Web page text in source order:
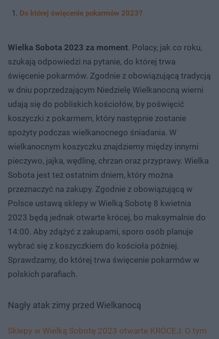
Do której święcenie pokarmów 2023?
Wielka Sobota 2023 za moment. Polacy, jak co roku,
szukają odpowiedzi na pytanie, do której trwa
święcenie pokarmów. Zgodnie z obowiązującą tradycją
w dniu poprzedzającym Niedzielę Wielkanocną wierni
udają się do pobliskich kościołów, by poświęcić
koszyczki z pokarmem, który następnie zostanie
spożyty podczas wielkanocnego śniadania. W
wielkanocnym koszyczku znajdziemy między innymi
pieczywo, jajka, wędlinę, chrzan oraz przyprawy. Wielka
Sobota jest też ostatnim dniem, który można
przeznaczyć na zakupy. Zgodnie z obowiązującą w
Polsce ustawą sklepy w Wielką Sobotę 8 kwietnia
2023 będą jednak otwarte krócej, bo maksymalnie do
14:00. Aby zdążyć z zakupami, sporo osób planuje
wybrać się z koszyczkiem do kościoła później.
Sprawdzamy, do której trwa święcenie pokarmów w
polskich parafiach.
Nagły atak zimy przed Wielkanocą
Sklepy w Wielką Sobotę 2023 otwarte KRÓCEJ. O tym